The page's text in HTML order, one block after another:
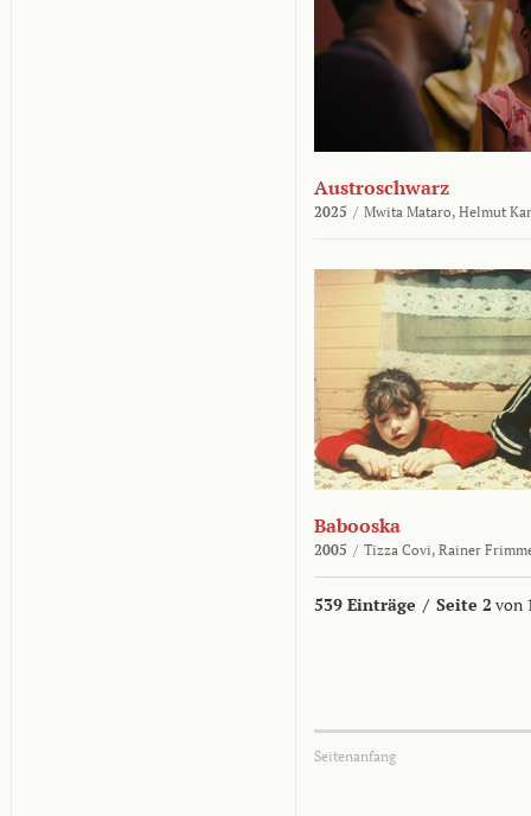
Austroschwarz
2025 / Mwita Mataro, Helmut
Babooska
2005 / Tizza Covi, Rainer
539 Einträge / Seite 2 von
Seitenanfang